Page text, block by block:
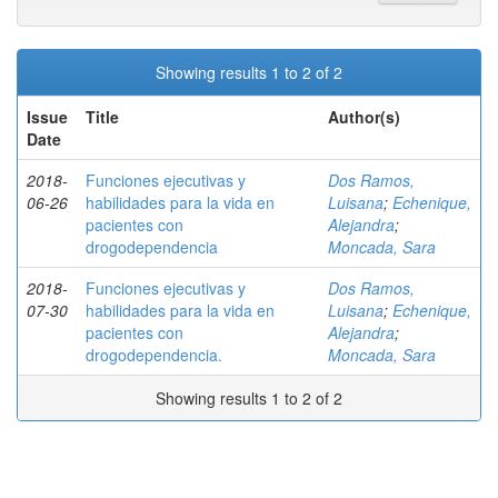
Showing results 1 to 2 of 2
Issue
Date
Title Author(s)
2018-
06-26
Funciones ejecutivas y
habilidades para la vida en
pacientes con
drogodependencia
Dos Ramos,
Luisana; Echenique,
Alejandra;
Moncada, Sara
2018-
07-30
Funciones ejecutivas y
habilidades para la vida en
pacientes con
drogodependencia.
Dos Ramos,
Luisana; Echenique,
Alejandra;
Moncada, Sara
Showing results 1 to 2 of 2